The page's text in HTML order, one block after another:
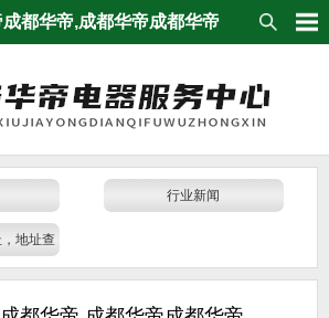
都华帝,成都华帝成都华帝
行业新闻
地址查